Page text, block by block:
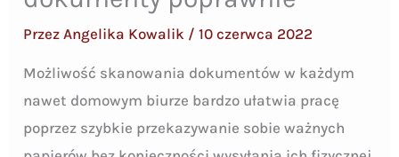
PrzezAngelika Kowalik /10 czerwca 2022
Możliwość skanowania dokumentów w każdym
nawet domowym biurze bardzo ułatwia pracę
poprzez szybkie przekazywanie sobie ważnych